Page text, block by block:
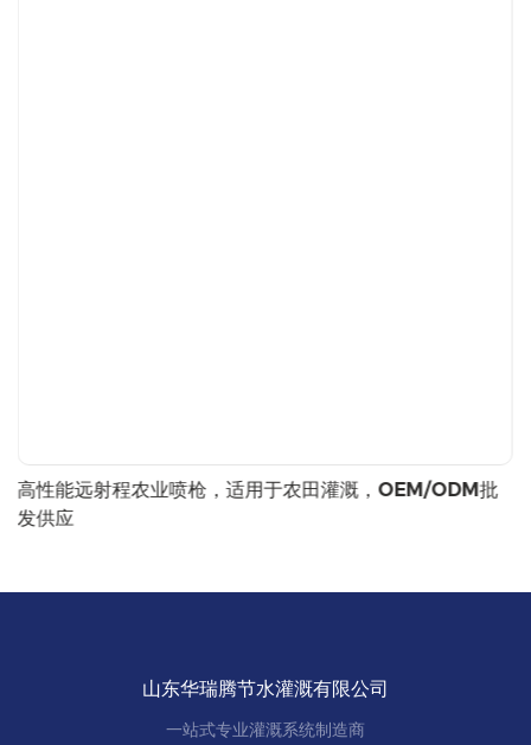
高性能远射程农业喷枪，适用于农田灌溉，OEM/ODM批
发供应
山东华瑞腾节水灌溉有限公司
一站式专业灌溉系统制造商